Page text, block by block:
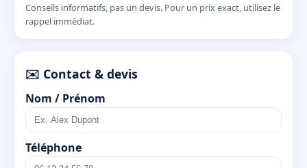
Conseils informatifs, pas un devis. Pour un prix exact, utilisez le
rappel immédiat.
✉️ Contact & devis
Nom / Prénom
Téléphone